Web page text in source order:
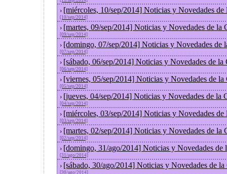
› [miércoles, 10/sep/2014] Noticias y Novedades de
[10/sep/2014]
› [martes, 09/sep/2014] Noticias y Novedades de la
[09/sep/2014]
› [domingo, 07/sep/2014] Noticias y Novedades de
[07/sep/2014]
› [sábado, 06/sep/2014] Noticias y Novedades de la
[06/sep/2014]
› [viernes, 05/sep/2014] Noticias y Novedades de la
[05/sep/2014]
› [jueves, 04/sep/2014] Noticias y Novedades de la
[04/sep/2014]
› [miércoles, 03/sep/2014] Noticias y Novedades de
[03/sep/2014]
› [martes, 02/sep/2014] Noticias y Novedades de la
[02/sep/2014]
› [domingo, 31/ago/2014] Noticias y Novedades de
[31/ago/2014]
› [sábado, 30/ago/2014] Noticias y Novedades de
[30/ago/2014]